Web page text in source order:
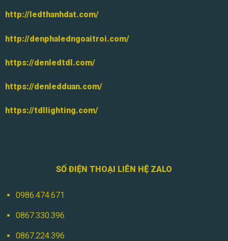
http://ledthanhdat.com/
http://denphaledngoaitroi.com/
https://denledtdl.com/
https://denledduan.com/
https://tdllighting.com/
SỐ ĐIỆN THOẠI LIÊN HỆ ZALO
0986.474.671
0867.330.396
0867.224.396